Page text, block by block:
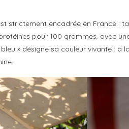
strictement encadrée en France :
pour 100 grammes, avec
» désigne sa couleur vivante : à